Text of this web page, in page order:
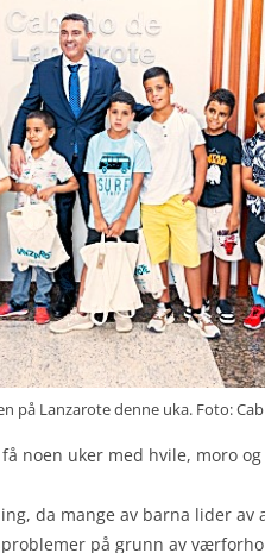
på Lanzarote denne uka. Foto:
noen uker med hvile, moro
da mange av barna lider av
på grunn av